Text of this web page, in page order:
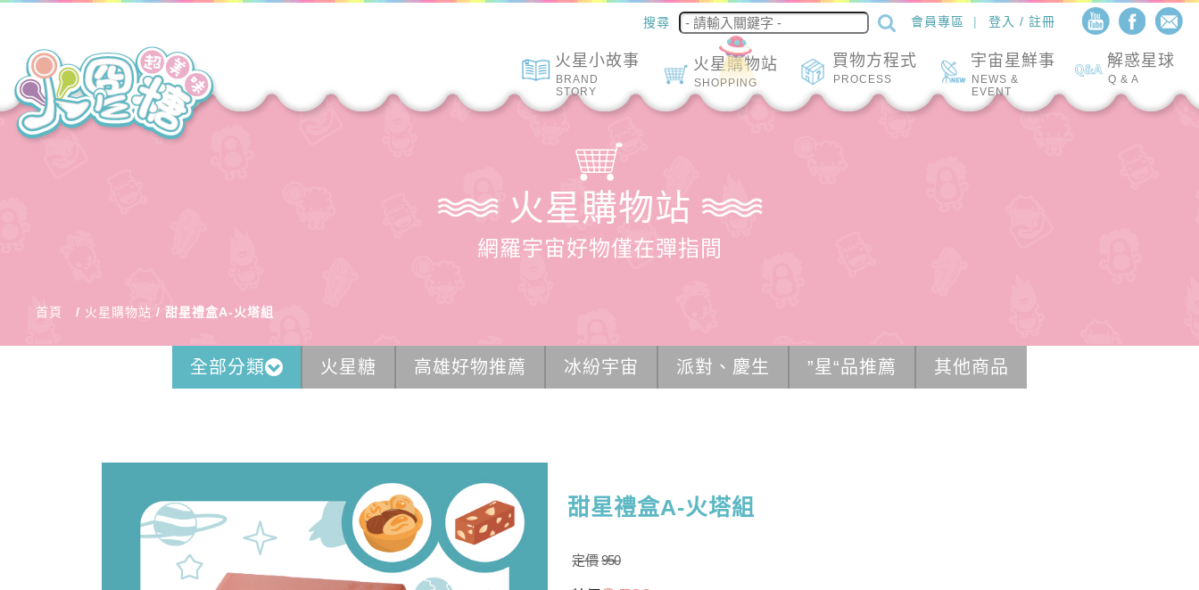
會員專區 登入 / 註冊
搜尋
解惑星球
Q & A
宇宙星鮮事
NEWS &
EVENT
買物方程式
PROCESS
火星購物站
SHOPPING
火星小故事
BRAND
STORY
火星購物站
網羅宇宙好物僅在彈指間
首頁 火星購物站 甜星禮盒A-火塔組
全部分類 火星糖 高雄好物推薦 冰紛宇宙 派對、慶生 ”星“品推薦 其他商品
甜星禮盒A-火塔組
定價950